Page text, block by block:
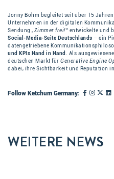
Jonny Böhm begleitet seit über 15
Unternehmen in der digitalen
Sendung „Zimmer frei!“ entwickelte und
Social-Media-Seite Deutschlands – ein
datengetriebene
und KPIs Hand in Hand
. Als
deutschen Markt für Generative Engine
dabei, ihre Sichtbarkeit und Reputation
Follow Ketchum Germany:
WEITERE NEWS